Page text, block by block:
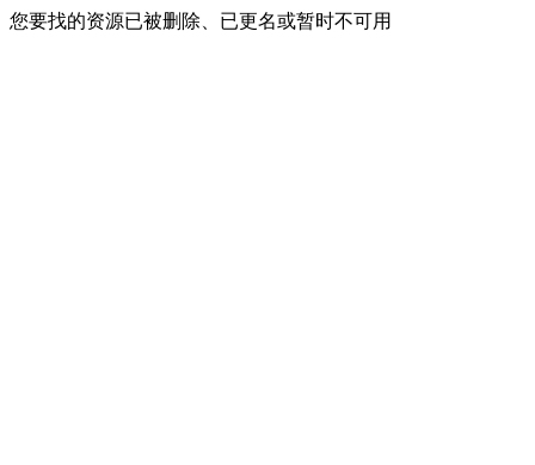
您要找的资源已被删除、已更名或暂时不可用